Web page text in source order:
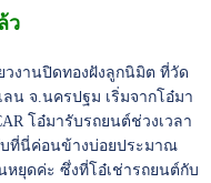
ว
งานปิดทองฝังลูกนิมิต ที่วัด
น จ.นครปฐม เริ่มจากโอ๋มา
โอ๋มารับรถยนต์ช่วงเวลา
บที่นี่ค่อนข้างบ่อยประมาณ
หยุดค่ะ ซึ่งที่โอ๋เช่ารถยนต์กับ